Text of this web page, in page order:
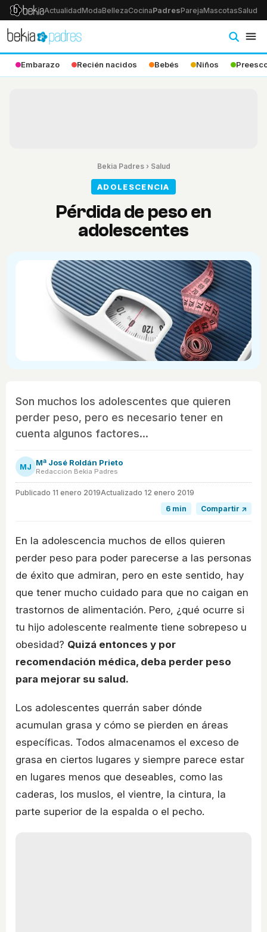
ActualidadModaBellezaCocinaPadresParejaMascotasSalud
Embarazo Recién nacidos Bebés Niños
Bekia Padres› Salud
ADOLESCENCIA
Pérdida de peso en
adolescentes
Son muchos los adolescentes que quieren
perder peso, pero es necesario tener en
cuenta algunos factores...
MJ Mª José Roldán Prieto
Redacción Bekia Padres
Publicado 11 enero 2019Actualizado 12 enero 2019
6 min
Compartir ↗
En la adolescencia muchos de ellos quieren
perder peso para poder parecerse a las personas
de éxito que admiran, pero en este sentido, hay
que tener mucho cuidado para que no caigan en
trastornos de alimentación. Pero, ¿qué ocurre si
tu hijo adolescente realmente tiene sobrepeso u
obesidad? Quizá entonces y por
recomendación médica, deba perder peso
para mejorar su salud.
Los adolescentes querrán saber dónde
acumulan grasa y cómo se pierden en áreas
específicas. Todos almacenamos el exceso de
grasa en ciertos lugares y siempre parece estar
en lugares menos que deseables, como las
caderas, los muslos, el vientre, la cintura, la
parte superior de la espalda o el pecho.